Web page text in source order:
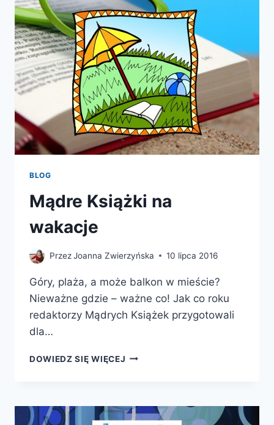
NA
ŚWIECIE
BLOG
Mądre Książki na
wakacje
PrzezJoanna Zwierzyńska 10 lipca 2016
Góry, plaża, a może balkon w mieście?
Nieważne gdzie – ważne co! Jak co roku
redaktorzy Mądrych Książek przygotowali
dla…
DOWIEDZ SIĘ WIĘCEJ MĄDRE